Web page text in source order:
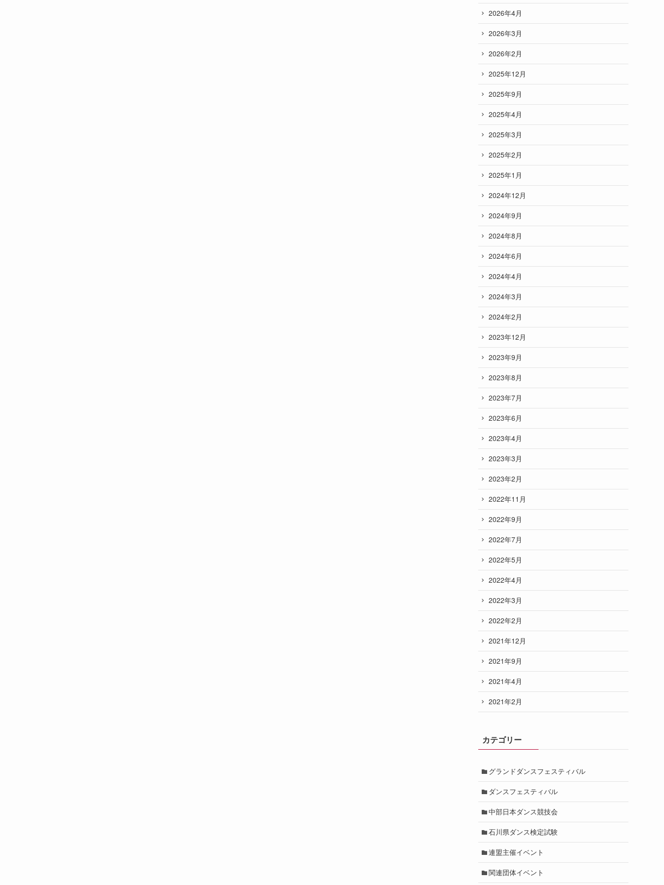
2026年4月
2026年3月
2026年2月
2025年12月
2025年9月
2025年4月
2025年3月
2025年2月
2025年1月
2024年12月
2024年9月
2024年8月
2024年6月
2024年4月
2024年3月
2024年2月
2023年12月
2023年9月
2023年8月
2023年7月
2023年6月
2023年4月
2023年3月
2023年2月
2022年11月
2022年9月
2022年7月
2022年5月
2022年4月
2022年3月
2022年2月
2021年12月
2021年9月
2021年4月
2021年2月
カテゴリー
グランドダンスフェスティバル
ダンスフェスティバル
中部日本ダンス競技会
石川県ダンス検定試験
連盟主催イベント
関連団体イベント